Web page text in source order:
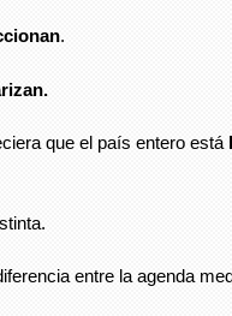
.
que el país entero está
entre la agenda